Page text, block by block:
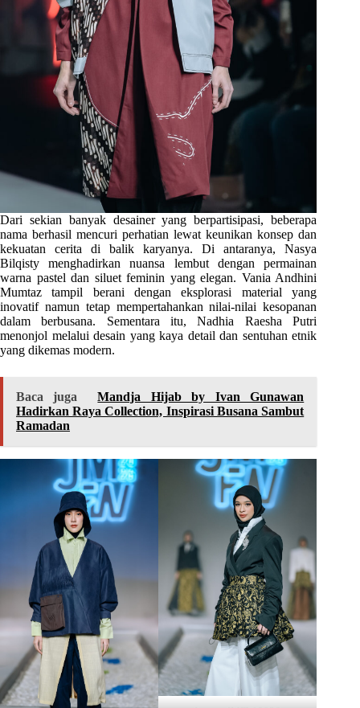
Dari sekian banyak desainer yang berpartisipasi, beberapa
nama berhasil mencuri perhatian lewat keunikan konsep dan
kekuatan cerita di balik karyanya. Di antaranya, Nasya
Bilqisty menghadirkan nuansa lembut dengan permainan
warna pastel dan siluet feminin yang elegan. Vania Andhini
Mumtaz tampil berani dengan eksplorasi material yang
inovatif namun tetap mempertahankan nilai-nilai kesopanan
dalam berbusana. Sementara itu, Nadhia Raesha Putri
menonjol melalui desain yang kaya detail dan sentuhan etnik
yang dikemas modern.
Baca juga
Mandja Hijab by Ivan Gunawan
Hadirkan Raya Collection, Inspirasi Busana Sambut
Ramadan